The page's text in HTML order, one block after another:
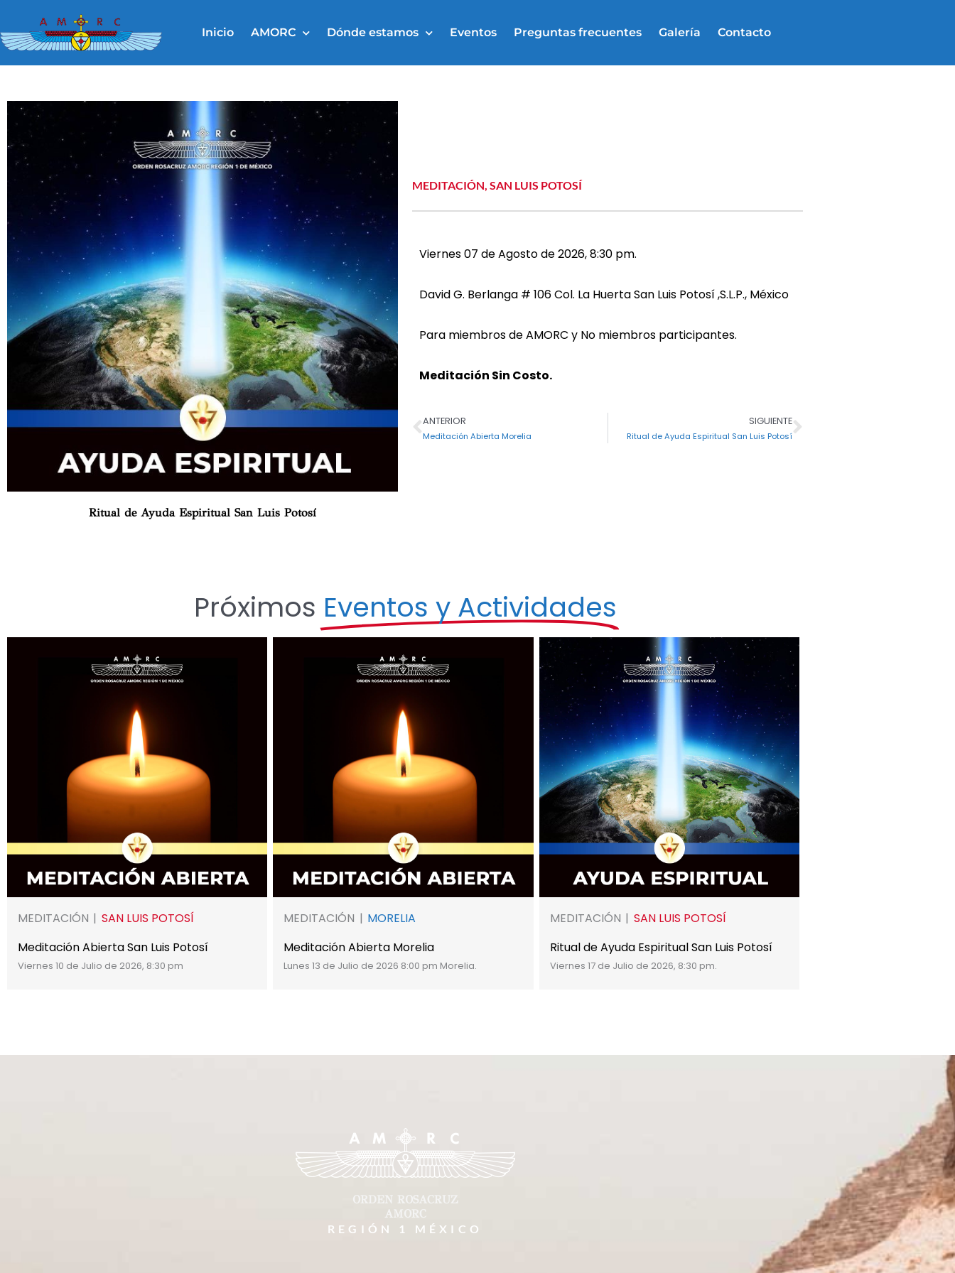
al
contenido
Inicio AMORC Dónde estamos Eventos Preguntas frecuentes Galería Contacto
Ritual de Ayuda Espiritual San Luis Potosí
MEDITACIÓN SAN LUIS POTOSÍ
Viernes 07 de Agosto de 2026, 8:30 pm.
David G. Berlanga # 106 Col. La Huerta San Luis Potosí ,S.L.P., México
Para miembros de AMORC y No miembros participantes.
Meditación Sin Costo.
Ant
ANTERIOR
Meditación Abierta Morelia
SIGUIENTE
Ritual de Ayuda Espiritual San Luis PotosíSiguiente
Próximos Eventos y Actividades
MEDITACIÓN
SAN LUIS POTOSÍ
Meditación Abierta San Luis Potosí
Viernes 10 de Julio de 2026, 8:30 pm
MEDITACIÓN
MORELIA
Meditación Abierta Morelia
Lunes 13 de Julio de 2026 8:00 pm Morelia.
MEDITACIÓN
SAN LUIS POTOSÍ
Ritual de Ayuda Espiritual San Luis Potosí
Viernes 17 de Julio de 2026, 8:30 pm.
ORDEN ROSACRUZ
AMORC
REGIÓN 1 MÉXICO